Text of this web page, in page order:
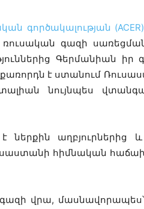
գործակալության (ACER)
գազի
Գերմանիան իր
է ստանում
նույնպես
աղբյուրներից և
հիմնական
վրա, մասնավորապես՝